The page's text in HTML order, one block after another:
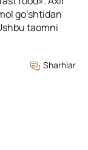
go’shtidan
taomni
Sharhlar